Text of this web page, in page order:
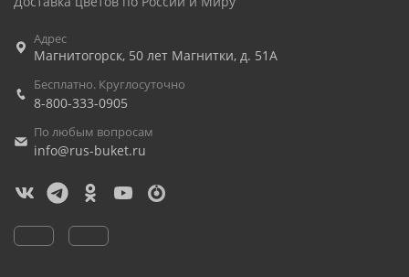
Адрес
Магнитогорск, 50 лет Магнитки, д. 51А
Бесплатно. Круглосуточно
8-800-333-0905
По любым вопросам
info@rus-buket.ru